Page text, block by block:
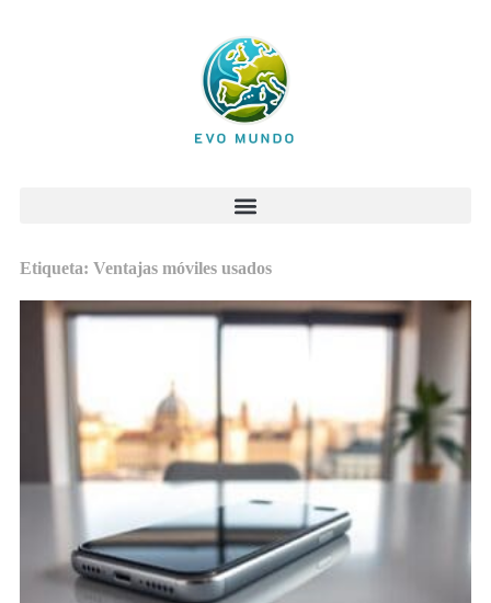
Etiqueta: Ventajas móviles usados